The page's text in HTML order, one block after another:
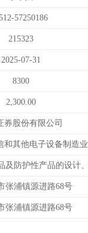
57250186
215323
2025-07-31
8300
2,300.00
券股份有限公司
和其他电子设备制造业
及防护性产品的设计
张浦镇源进路68号
张浦镇源进路68号